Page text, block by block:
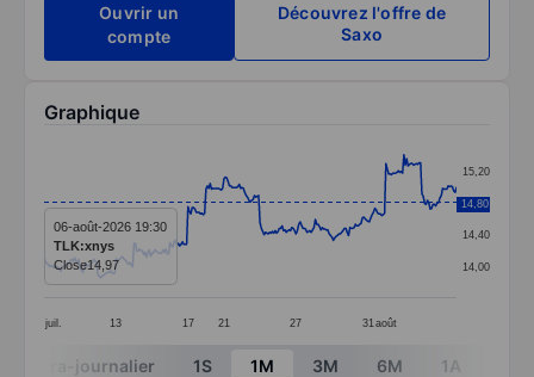
Ouvrir un
compte
Découvrez l'offre de
Saxo
Graphique
Line chart with 299 data points.
The chart has 1 X axis displaying categories.
The chart has 1 Y axis displaying values. Data
juil. 13 17 21 27 31 août
14,00
14,40
14,80
15,20
14,80
06-août-2026 19:30
TLK:xnys
Close14,97
End of interactive chart.
Intra-journalier 1S 1M 3M 6M 1A